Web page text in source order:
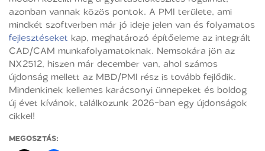
azonban vannak közös pontok. A PMI területe, ami
mindkét szoftverben már jó ideje jelen van és folyamatos
fejlesztéseket kap, meghatározó építőeleme az integrált
CAD/CAM munkafolyamatoknak. Nemsokára jön az
NX2512, hiszen már december van, ahol számos
újdonság mellett az MBD/PMI rész is tovább fejlődik.
Mindenkinek kellemes karácsonyi ünnepeket és boldog
új évet kívánok, találkozunk 2026-ban egy újdonságok
cikkel!
MEGOSZTÁS: